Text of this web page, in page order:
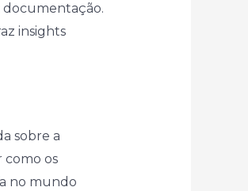
documentação.
insights
sobre a
como os
no mundo